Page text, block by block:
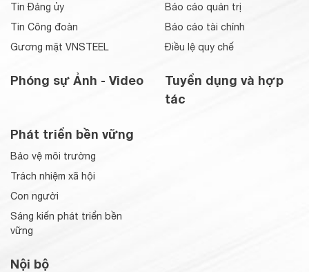
Tin Đảng ủy
Tin Công đoàn
Gương mặt VNSTEEL
Phóng sự Ảnh - Video
Báo cáo quản trị
Báo cáo tài chính
Điều lệ quy chế
Tuyển dụng và hợp
tác
Phát triển bền vững
Bảo vệ môi trường
Trách nhiệm xã hội
Con người
Sáng kiến phát triển bền
vững
Nội bộ